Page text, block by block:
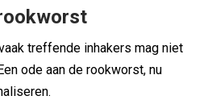
treffende inhakers mag niet
ode aan de rookworst, nu